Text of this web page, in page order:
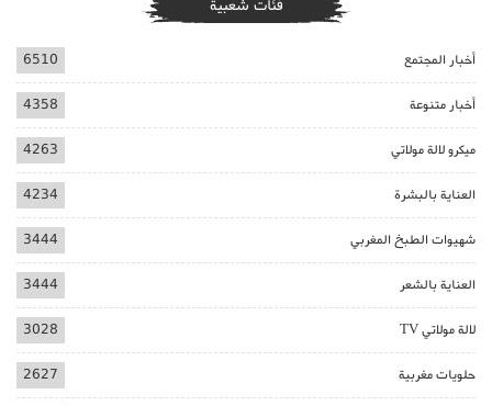
فئات شعبية
أخبار المجتمع 6510
أخبار متنوعة 4358
ميكرو لالة مولاتي 4263
العناية بالبشرة 4234
شهيوات الطبخ المغربي 3444
العناية بالشعر 3444
لالة مولاتي TV 3028
حلويات مغربية 2627